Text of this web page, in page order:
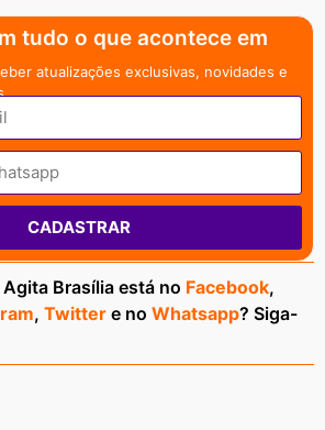
tudo o que acontece em
atualizações exclusivas, novidades e
CADASTRAR
Brasília está no Facebook,
, Twitter e no Whatsapp? Siga-